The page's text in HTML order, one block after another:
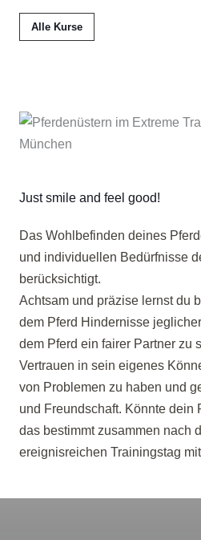
Alle Kurse
Just smile and feel good!
Das Wohlbefinden deines
und individuellen Bedürfnisse
berücksichtigt.
Achtsam und präzise lernst du
dem Pferd Hindernisse
dem Pferd ein fairer Partner zu
Vertrauen in sein eigenes
von Problemen zu haben und
und Freundschaft. Könnte dein
das bestimmt zusammen nach
ereignisreichen Trainingstag